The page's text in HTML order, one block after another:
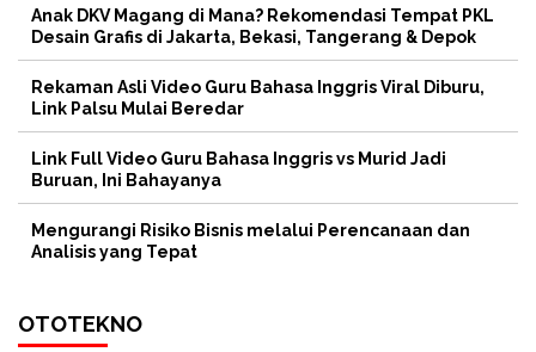
Anak DKV Magang di Mana? Rekomendasi Tempat PKL
Desain Grafis di Jakarta, Bekasi, Tangerang & Depok
Rekaman Asli Video Guru Bahasa Inggris Viral Diburu,
Link Palsu Mulai Beredar
Link Full Video Guru Bahasa Inggris vs Murid Jadi
Buruan, Ini Bahayanya
Mengurangi Risiko Bisnis melalui Perencanaan dan
Analisis yang Tepat
OTOTEKNO